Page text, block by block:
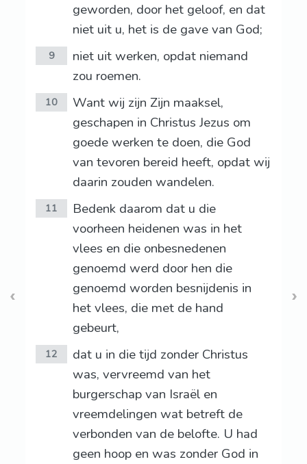
geworden, door het geloof, en dat
niet uit u, het is de gave van God;
9
niet uit werken, opdat niemand
zou roemen.
10
Want wij zijn Zijn maaksel,
geschapen in Christus Jezus om
goede werken te doen, die God
van tevoren bereid heeft, opdat wij
daarin zouden wandelen.
11
Bedenk daarom dat u die
voorheen heidenen was in het
vlees en die onbesnedenen
genoemd werd door hen die
genoemd worden besnijdenis in
het vlees, die met de hand
gebeurt,
12
dat u in die tijd zonder Christus
was, vervreemd van het
burgerschap van Israël en
vreemdelingen wat betreft de
verbonden van de belofte. U had
geen hoop en was zonder God in